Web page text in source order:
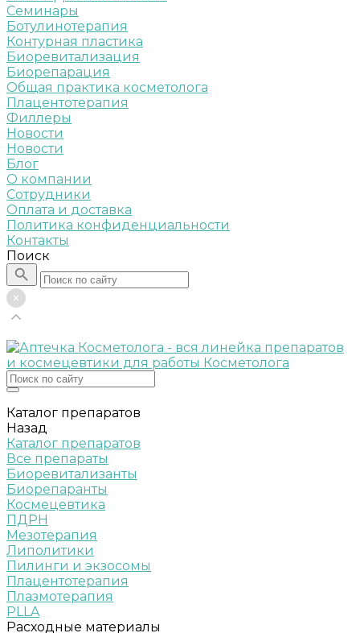
Семинары
Ботулинотерапия
Контурная пластика
Биоревитализация
Биорепарация
Общая практика косметолога
Плацентотерапия
Филлеры
Новости
Новости
Блог
О компании
Сотрудники
Оплата и доставка
Политика конфиденциальности
Контакты
Поиск
Каталог препаратов
Назад
Каталог препаратов
Все препараты
Биоревитализанты
Биорепаранты
Космецевтика
ПДРН
Мезотерапия
Липолитики
Пилинги и экзосомы
Плацентотерапия
Плазмотерапия
PLLA
Расходные материалы